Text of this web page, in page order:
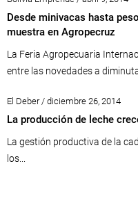
Desde minivacas hasta
muestra en Agropecruz
La Feria Agropecuaria
entre las novedades a
El Deber / diciembre 26, 2014
La producción de leche
La gestión productiva de la
los...